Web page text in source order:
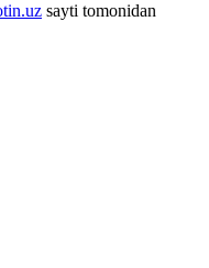
sayti tomonidan